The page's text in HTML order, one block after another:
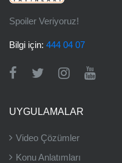
Spoiler Veriyoruz!
Bilgi için: 444 04 07
UYGULAMALAR
Video Çözümler
Konu Anlatımları